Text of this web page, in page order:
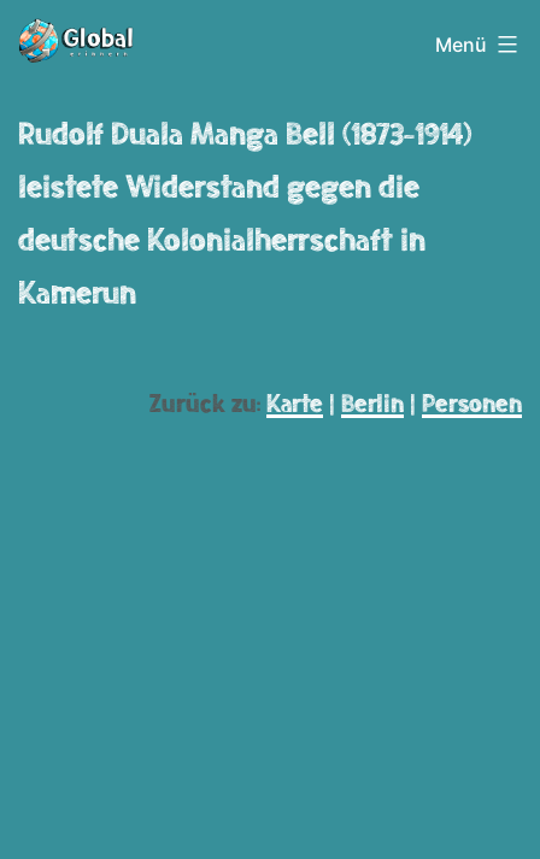
Zum
Inhalt
Globalerinnern Menü
Rudolf Duala Manga Bell (1873-1914)
leistete Widerstand gegen die
deutsche Kolonialherrschaft in
Kamerun
Zurück zu:Karte|Berlin|Personen